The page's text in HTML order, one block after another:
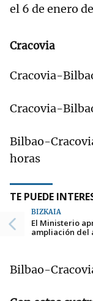
el 6 de enero
Cracovia
Cracovia-
Cracovia-
Bilbao-
horas
TE PUEDE
BIZKAIA
El Ministerio
ampliación del
Bilbao-